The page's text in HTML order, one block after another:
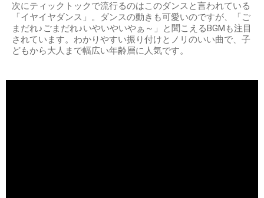
次にティックトックで流行るのはこのダンスと言われている
「イヤイヤダンス」。ダンスの動きも可愛いのですが、「ご
まだれ♪ごまだれ♪いやいやいやぁ～」と聞こえるBGMも注目
されています。わかりやすい振り付けとノリのいい曲で、子
どもから大人まで幅広い年齢層に人気です。